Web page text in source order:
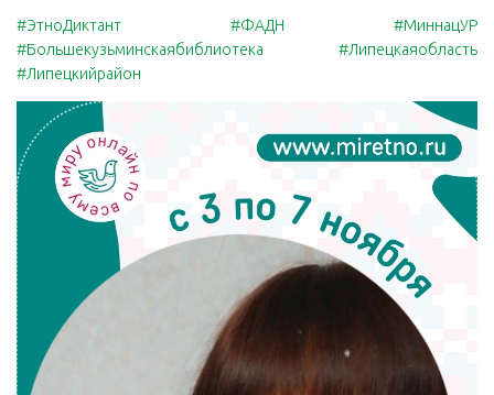
#ЭтноДиктант #ФАДН
#МиннацУР
#Большекузьминскаябиблиотека
#Липецкаяобласть
#Липецкийрайон